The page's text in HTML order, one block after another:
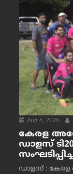
Aug 4, 2026
കേരള
ഡാളസ്
ഡാളസ് :